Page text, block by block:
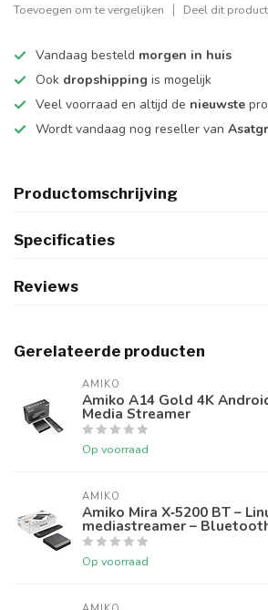
Toevoegen om te vergelijken Deel dit product
Vandaag besteld morgen in huis
Ook dropshipping is mogelijk
Veel voorraad en altijd de nieuwste
Wordt vandaag nog reseller van
Productomschrijving
Specificaties
Reviews
Gerelateerde producten
AMIKO
Amiko A14 Gold 4K
Media Streamer
Op voorraad
AMIKO
Amiko Mira X‑5200 BT –
mediastreamer –
Op voorraad